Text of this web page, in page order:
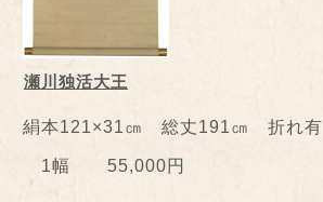
瀬川独活大王
絹本121×31㎝ 総丈191㎝ 折れ有
1幅 55,000円